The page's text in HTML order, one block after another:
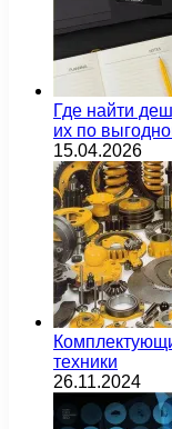
Где найти
их по
15.04.2026
техники
26.11.2024